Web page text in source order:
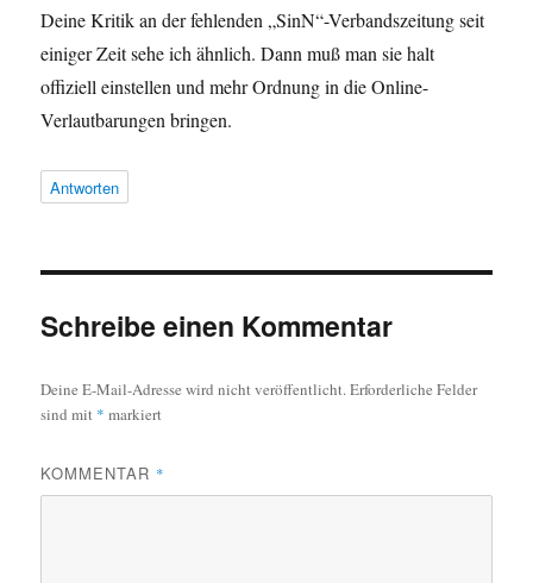
Deine Kritik an der fehlenden „SinN“-Verbandszeitung seit
einiger Zeit sehe ich ähnlich. Dann muß man sie halt
offiziell einstellen und mehr Ordnung in die Online-
Verlautbarungen bringen.
Antworten
Schreibe einen Kommentar
Deine E-Mail-Adresse wird nicht veröffentlicht.Erforderliche Felder
sind mit * markiert
KOMMENTAR *